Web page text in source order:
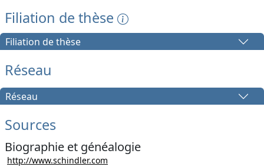
Filiation de thèse
Filiation de thèse
Réseau
Réseau
Sources
Biographie et généalogie
http://www.schindler.com